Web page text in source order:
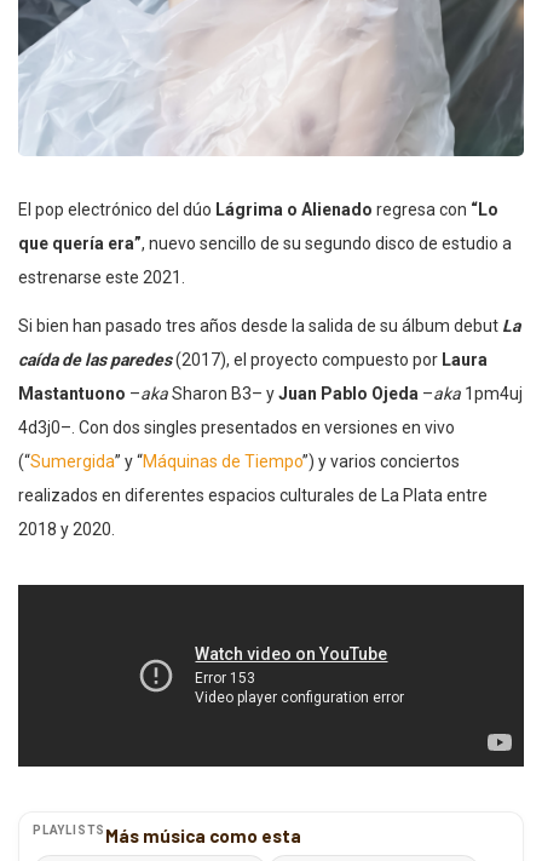
El pop electrónico del dúo Lágrima o Alienado regresa con “Lo
que quería era”, nuevo sencillo de su segundo disco de estudio a
estrenarse este 2021.
Si bien han pasado tres años desde la salida de su álbum debut La
caída de las paredes(2017), el proyecto compuesto por Laura
Mastantuono –akaSharon B3– yJuan Pablo Ojeda –aka 1pm4uj
4d3j0–. Con dos singles presentados en versiones en vivo
(“Sumergida” y “Máquinas de Tiempo”) y varios conciertos
realizados en diferentes espacios culturales de La Plata entre
2018 y 2020.
PLAYLISTS Más música como esta